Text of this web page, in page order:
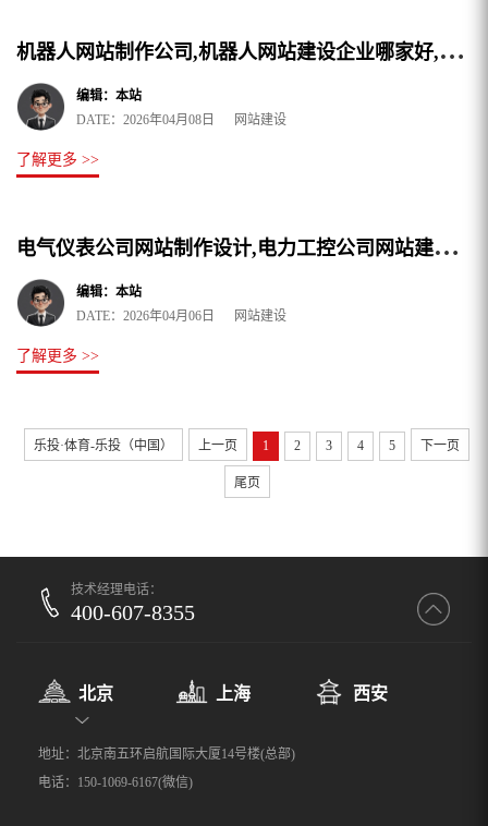
机
器人网站制作公司,机器人网站建设企业哪家好,新版精选
编辑：本站
DATE：2026年04月08日 网站建设
了解更多 >>
电
气仪表公司网站制作设计,电力工控公司网站建设推荐夜猫网络
编辑：本站
DATE：2026年04月06日 网站建设
了解更多 >>
乐投·体育-乐投（中国） 上一页 1 2 3 4 5 下一页
尾页
技术经理电话：
400-607-8355
北京 上海 西安
地址：北京南五环启航国际大厦14号楼(总部)
电话：150-1069-6167(微信)